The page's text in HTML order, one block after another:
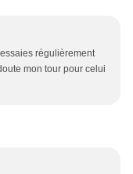
régulièrement
mon tour pour celui